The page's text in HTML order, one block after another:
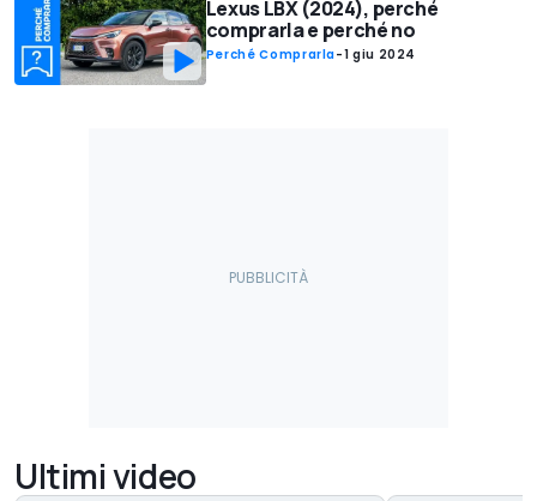
Lexus LBX (2024), perché
comprarla e perché no
Perché Comprarla-1 giu 2024
Ultimi video